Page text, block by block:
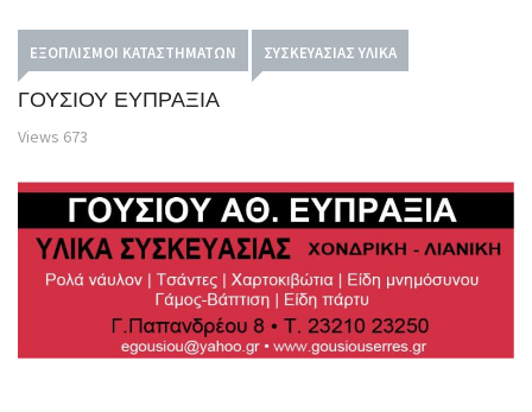
ΕΞΟΠΛΙΣΜΟΊ ΚΑΤΑΣΤΗΜΆΤΩΝ ΣΥΣΚΕΥΑΣΊΑΣ ΥΛΙΚΆ
ΓΟΥΣΙΟΥ ΕΥΠΡΑΞΙΑ
Views 673